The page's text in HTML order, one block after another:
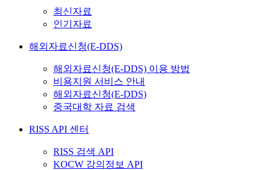
최신자료
인기자료
해외자료신청(E-DDS)
해외자료신청(E-DDS) 이용 방법
비용지원 서비스 안내
해외자료신청(E-DDS)
중국대학 자료 검색
RISS API 센터
RISS 검색 API
KOCW 강의정보 API